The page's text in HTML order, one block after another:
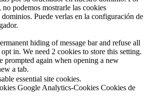
no podemos mostrarle las cookies
dominios. Puede verlas en la configuración de
hiding of message bar and refuse all
in. We need 2 cookies to store this setting.
prompted again when opening a new
a tab.
essential site cookies.
Google Analytics-Cookies Cookies de